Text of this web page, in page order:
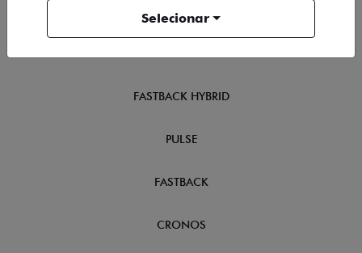
STRADA
FASTBACK HYBRID
PULSE
FASTBACK
CRONOS
Selecionar